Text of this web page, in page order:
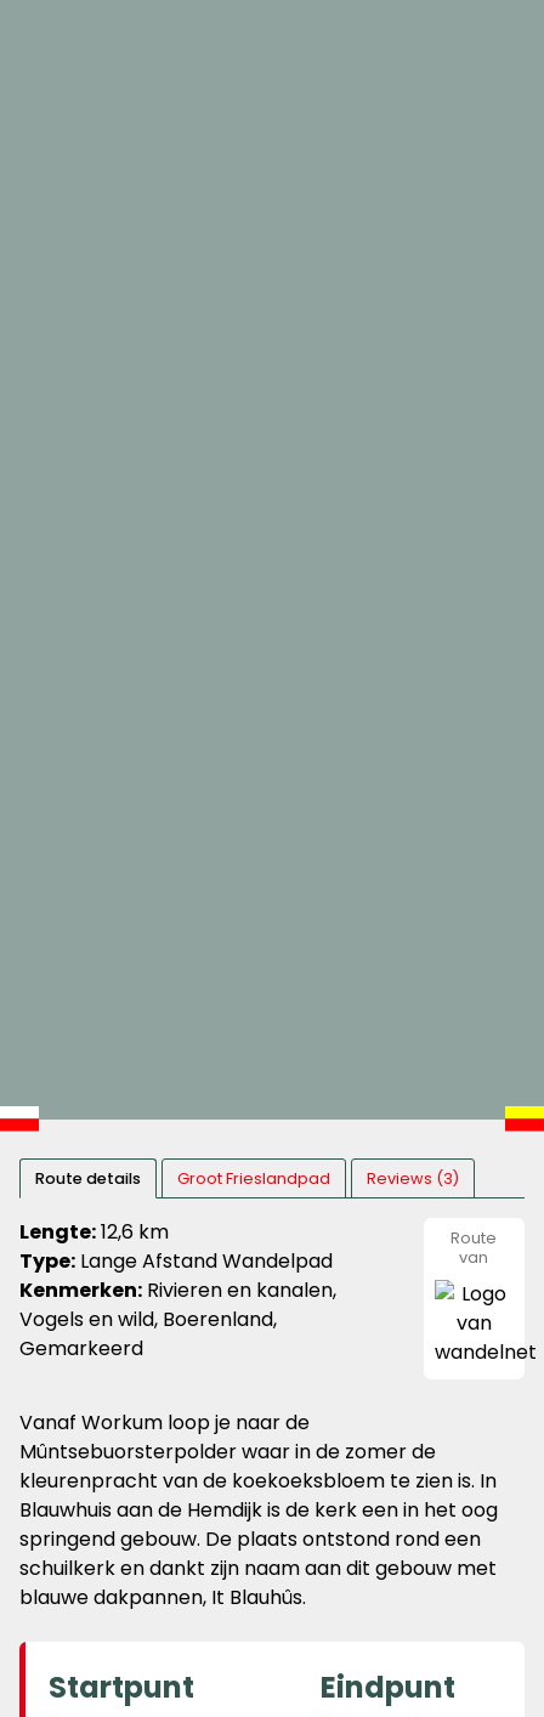
Route details Groot Frieslandpad Reviews (3)
Lengte:12,6 km
Type: Lange Afstand Wandelpad
Kenmerken: Rivieren en kanalen,
Vogels en wild, Boerenland,
Gemarkeerd
Route
van
Vanaf Workum loop je naar de
Mûntsebuorsterpolder waar in de zomer de
kleurenpracht van de koekoeksbloem te zien is. In
Blauwhuis aan de Hemdijk is de kerk een in het oog
springend gebouw. De plaats ontstond rond een
schuilkerk en dankt zijn naam aan dit gebouw met
blauwe dakpannen, It Blauhûs.
Startpunt Eindpunt